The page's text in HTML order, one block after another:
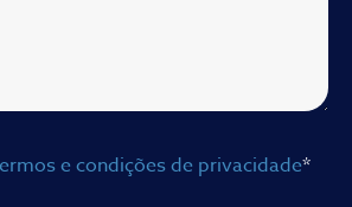
e condições de privacidade*